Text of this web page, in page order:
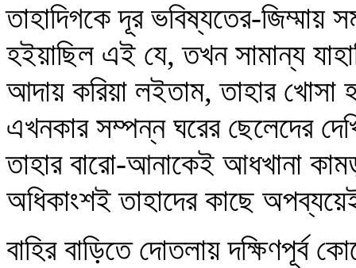
তাহাদিগকে দূর ভবিষ্যতের-জিম্মায়
হইয়াছিল এই যে, তখন সামান্য
আদায় করিয়া লইতাম, তাহার
এখনকার সম্পন্ন ঘরের ছেলেদের
তাহার বারো-আনাকেই আধখানা
অধিকাংশই তাহাদের কাছে
বাহির বাড়িতে দোতলায় দক্ষিণপূর্ব